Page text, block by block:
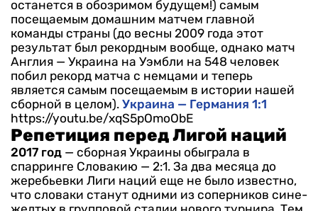
останется в обозримом будущем!) самым
посещаемым домашним матчем главной
команды страны (до весны 2009 года этот
результат был рекордным вообще, однако матч
Англия — Украина на Уэмбли на 548 человек
побил рекорд матча с немцами и теперь
является самым посещаемым в истории нашей
сборной в целом). Украина — Германия 1:1
https://youtu.be/xqS5pOmoObE
Репетиция перед Лигой наций
2017 год — сборная Украины обыграла в
спарринге Словакию — 2:1. За два месяца до
жеребьевки Лиги наций еще не было известно,
что словаки станут одними из соперников сине-